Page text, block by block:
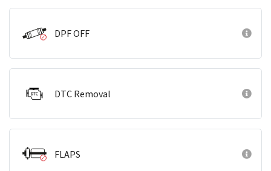
DPF OFF
DTC Removal
FLAPS